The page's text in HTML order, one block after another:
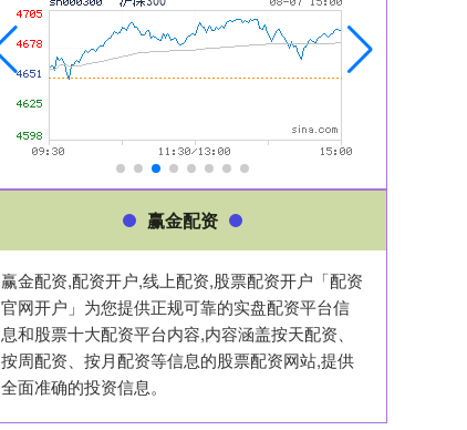
赢金配资
赢金配资,配资开户,线上配资,股票配资开户「配资
官网开户」为您提供正规可靠的实盘配资平台信
息和股票十大配资平台内容,内容涵盖按天配资、
按周配资、按月配资等信息的股票配资网站,提供
全面准确的投资信息。